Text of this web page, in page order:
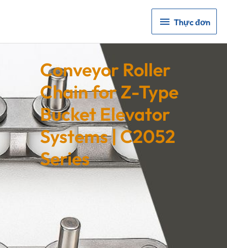
Thực
đơn
Thực đơn
Conveyor Roller
Chain for Z-Type
Bucket Elevator
Systems | C2052
Series